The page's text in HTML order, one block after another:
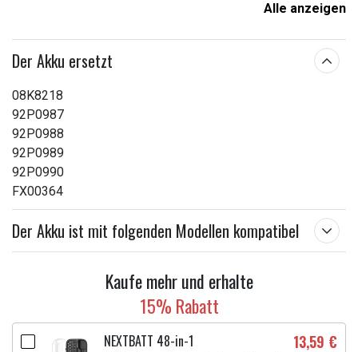
IBM ThinkPad X31-Serie (passt nicht für Notebooks der
Thinkpad X20/X21/X22/X23/X24-Serie)
Kompatible Marken:
Typ:
Maße:
Kapazität: 4400 mAh
Alle anzeigen
Der Akku ersetzt
08K8218
92P0987
92P0988
92P0989
92P0990
FX00364
Der Akku ist mit folgenden Modellen kompatibel
Kaufe mehr und erhalte
15% Rabatt
NEXTBATT 48-in-1
13,59 €